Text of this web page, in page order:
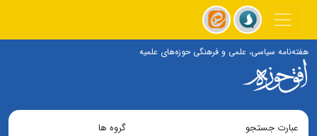
هفته‌نامه سیاسی، علمی و فرهنگی حوزه‌های علمیه
عبارت جستجو گروه ها